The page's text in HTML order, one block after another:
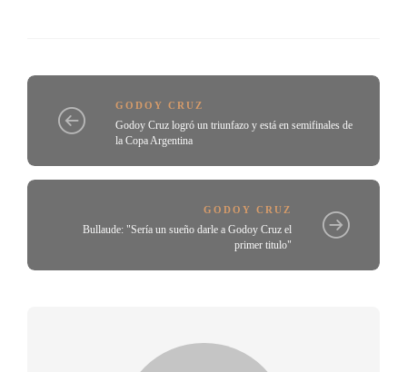
GODOY CRUZ
Godoy Cruz logró un triunfazo y está en semifinales de
la Copa Argentina
GODOY CRUZ
Bullaude: "Sería un sueño darle a Godoy Cruz el
primer titulo"